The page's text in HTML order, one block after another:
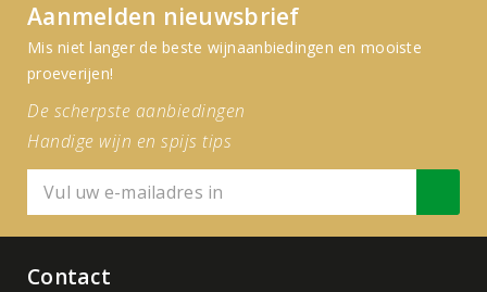
Aanmelden nieuwsbrief
Mis niet langer de beste wijnaanbiedingen en mooiste
proeverijen!
De scherpste aanbiedingen
Handige wijn en spijs tips
Contact